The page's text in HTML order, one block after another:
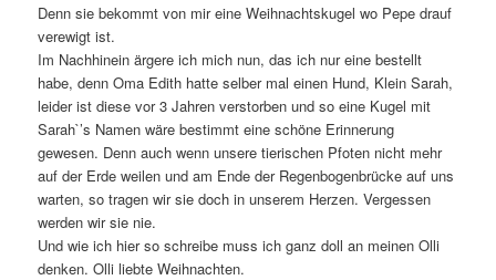
Denn sie bekommt von mir eine Weihnachtskugel wo Pepe drauf
verewigt ist.
Im Nachhinein ärgere ich mich nun, das ich nur eine bestellt
habe, denn Oma Edith hatte selber mal einen Hund, Klein Sarah,
leider ist diese vor 3 Jahren verstorben und so eine Kugel mit
Sarah`’s Namen wäre bestimmt eine schöne Erinnerung
gewesen. Denn auch wenn unsere tierischen Pfoten nicht mehr
auf der Erde weilen und am Ende der Regenbogenbrücke auf uns
warten, so tragen wir sie doch in unserem Herzen. Vergessen
werden wir sie nie.
Und wie ich hier so schreibe muss ich ganz doll an meinen Olli
denken. Olli liebte Weihnachten.